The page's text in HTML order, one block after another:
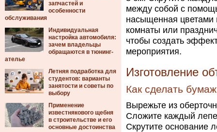
запчастей и
особенности
обслуживания
Индивидуальная
настройка автомобиля:
зачем владельцы
обращаются в тюнинг-
ателье
Летняя подработка для
студентов: варианты
занятости и советы по
выбору
Применение
известнякового щебня
в строительстве и его
основные достоинства
между собой с
насыщенная цветами
комнаты или
чтобы создать
мероприятия.
Изготовление
Как сделать
Вырежьте из
Сложите каждый
Скрутите основание